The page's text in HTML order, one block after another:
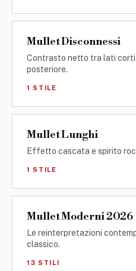
Barbieri
Mullet Disconnessi
Contrasto netto tra lati
posteriore.
1 STILE
Mullet Lunghi
Effetto cascata e spirito
1 STILE
Mullet Moderni 2026
Le reinterpretazioni
classico.
13 STILI